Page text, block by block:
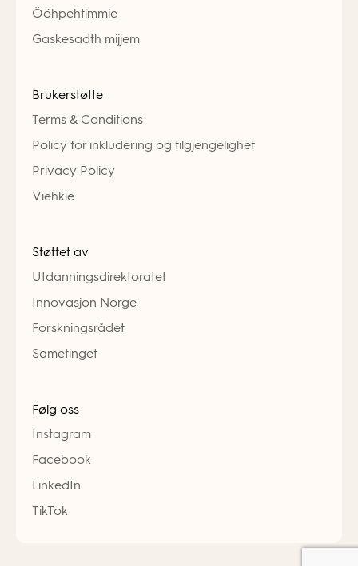
Ööhpehtimmie
Gaskesadth mijjem
Brukerstøtte
Terms & Conditions
Policy for inkludering og tilgjengelighet
Privacy Policy
Viehkie
Støttet av
Utdanningsdirektoratet
Innovasjon Norge
Forskningsrådet
Sametinget
Følg oss
Instagram
Facebook
LinkedIn
TikTok